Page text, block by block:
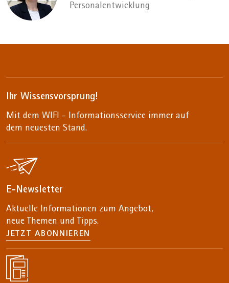
Personalentwicklung
Ihr Wissensvorsprung!
Mit dem WIFI - Informationsservice immer auf
dem neuesten Stand.
E-Newsletter
Aktuelle Informationen zum Angebot,
neue Themen und Tipps.
JETZT ABONNIEREN